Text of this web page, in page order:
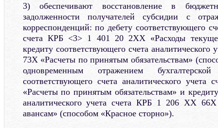
3) обеспечивают восстановление в
задолженности получателей субсидии с
корреспонденций: по дебету соответствующего
счета КРБ <3> 1 401 20 2XX «Расходы
кредиту соответствующего счета
73X «Расчеты по принятым обязательствам»
одновременным отражением
соответствующего счета аналитического
«Расчеты по принятым обязательствам» и
аналитического учета счета КРБ 1 206 XX
авансам» (способом «Красное сторно»).